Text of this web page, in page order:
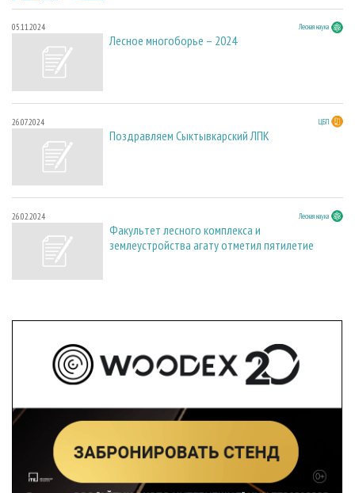
05.11.2024 Лесная наука
Лесное многоборье – 2024
26.07.2024 ЦБП
Поздравляем Сыктывкарский ЛПК
26.02.2024 Лесная наука
Факультет лесного комплекса и
землеустройства агату отметил пятилетие